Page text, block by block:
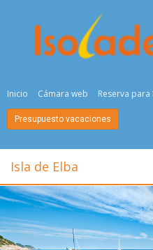
Inicio Cámara web Reserva para
Presupuesto vacaciones
Isla de Elba